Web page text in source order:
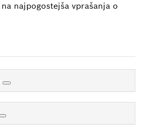
najpogostejša vprašanja o